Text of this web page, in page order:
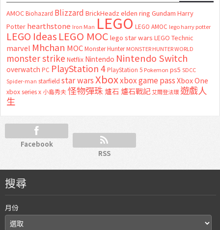
AMOC Biohazard Blizzard BrickHeadz elden ring Gundam Harry
Potter hearthstone Iron Man LEGO LEGO AMOC lego harry potter
LEGO Ideas LEGO MOC lego star wars LEGO Technic
marvel Mhchan MOC Monster Hunter MONSTER HUNTER WORLD
monster strike Netflix Nintendo Nintendo Switch
overwatch PC PlayStation 4 PlayStation 5 Pokemon ps5 SDCC
Spider-man starfield star wars Xboxxbox game passXbox One
xbox series x 小島秀夫怪物彈珠 爐石 爐石戰記艾爾登法環 遊戲人
生
Facebook
RSS
搜尋
月份